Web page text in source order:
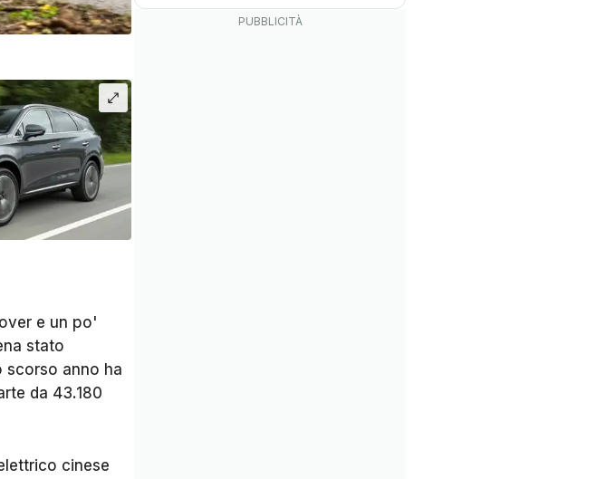
e un po'
stato
scorso anno ha
da 43.180
cinese